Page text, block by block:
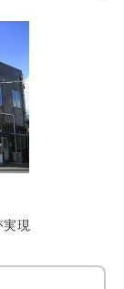
実現